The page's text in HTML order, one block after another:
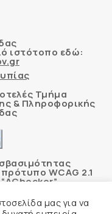
ιστότοπο εδώ:
Τμήμα
& Πληροφορικής
WCAG 2.1
μας για να